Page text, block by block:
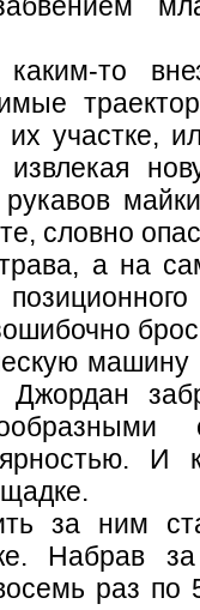
каким-то
участке,
извлекая
словно
а на
за ним
Набрав за
раз по